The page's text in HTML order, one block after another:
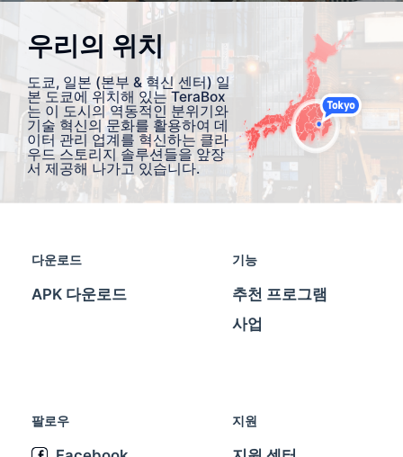
우리의 위치
도쿄, 일본 (본부 & 혁신 센터) 일
본 도쿄에 위치해 있는 TeraBox
는 이 도시의 역동적인 분위기와
기술 혁신의 문화를 활용하여 데
이터 관리 업계를 혁신하는 클라
우드 스토리지 솔루션들을 앞장
서 제공해 나가고 있습니다.
다운로드
APK 다운로드
기능
추천 프로그램
사업
팔로우 지원